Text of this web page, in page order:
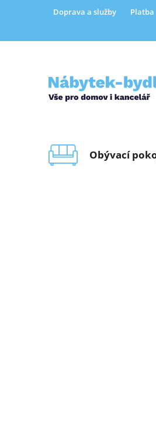
Doprava a služby Platba
Obývací